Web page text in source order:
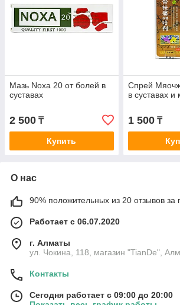
Мазь Noxa 20 от болей в
суставах
2 500 ₸
Купить
Спрей
в суставах
1 500₸
О нас
90% положительных из 20 отзывов за
Работает с 06.07.2020
г. Алматы
ул. Чокина, 118, магазин "TianDe",
Контакты
Сегодня работает с 09:00 до 20:00